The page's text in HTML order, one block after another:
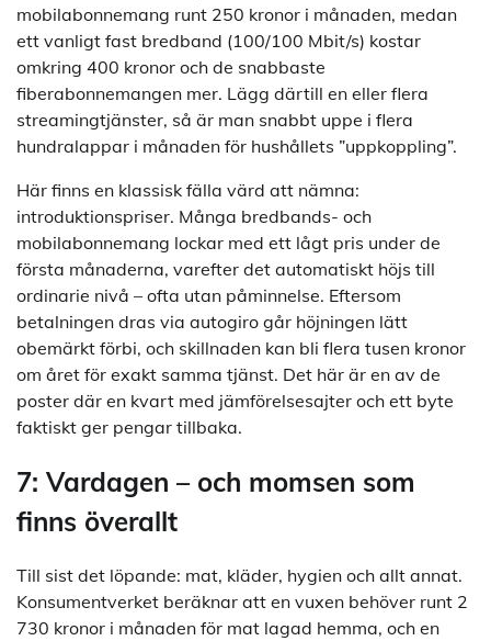
mobilabonnemang runt 250 kronor i månaden, medan
ett vanligt fast bredband (100/100 Mbit/s) kostar
omkring 400 kronor och de snabbaste
fiberabonnemangen mer. Lägg därtill en eller flera
streamingtjänster, så är man snabbt uppe i flera
hundralappar i månaden för hushållets ”uppkoppling”.
Här finns en klassisk fälla värd att nämna:
introduktionspriser. Många bredbands- och
mobilabonnemang lockar med ett lågt pris under de
första månaderna, varefter det automatiskt höjs till
ordinarie nivå – ofta utan påminnelse. Eftersom
betalningen dras via autogiro går höjningen lätt
obemärkt förbi, och skillnaden kan bli flera tusen kronor
om året för exakt samma tjänst. Det här är en av de
poster där en kvart med jämförelsesajter och ett byte
faktiskt ger pengar tillbaka.
7: Vardagen – och momsen som
finns överallt
Till sist det löpande: mat, kläder, hygien och allt annat.
Konsumentverket beräknar att en vuxen behöver runt 2
730 kronor i månaden för mat lagad hemma, och en